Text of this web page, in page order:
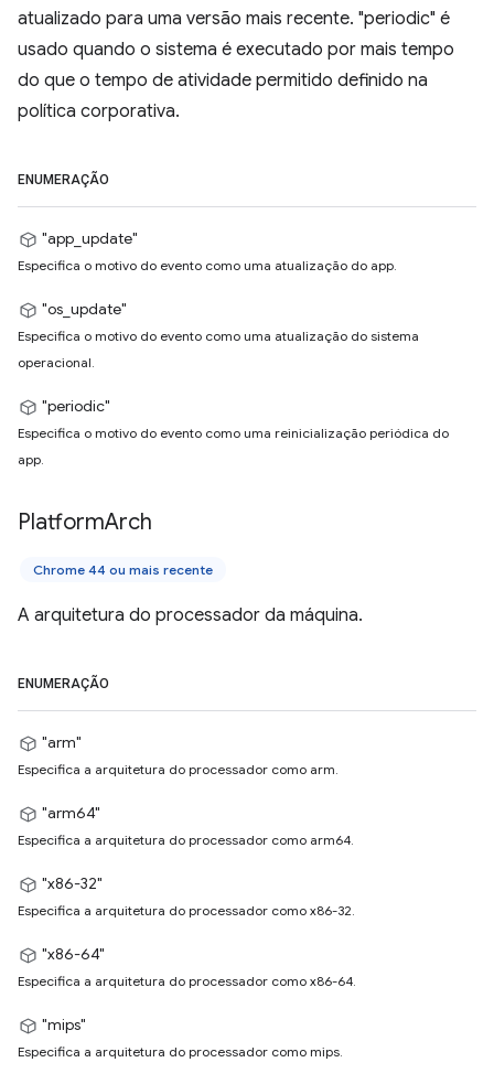
atualizado para uma versão mais recente. "periodic" é
usado quando o sistema é executado por mais tempo
do que o tempo de atividade permitido definido na
política corporativa.
ENUMERAÇÃO
"app_update"
Especifica o motivo do evento como uma atualização do app.
"os_update"
Especifica o motivo do evento como uma atualização do sistema
operacional.
"periodic"
Especifica o motivo do evento como uma reinicialização periódica do
app.
PlatformArch
Chrome 44 ou mais recente
A arquitetura do processador da máquina.
ENUMERAÇÃO
"arm"
Especifica a arquitetura do processador como arm.
"arm64"
Especifica a arquitetura do processador como arm64.
"x86-32"
Especifica a arquitetura do processador como x86-32.
"x86-64"
Especifica a arquitetura do processador como x86-64.
"mips"
Especifica a arquitetura do processador como mips.